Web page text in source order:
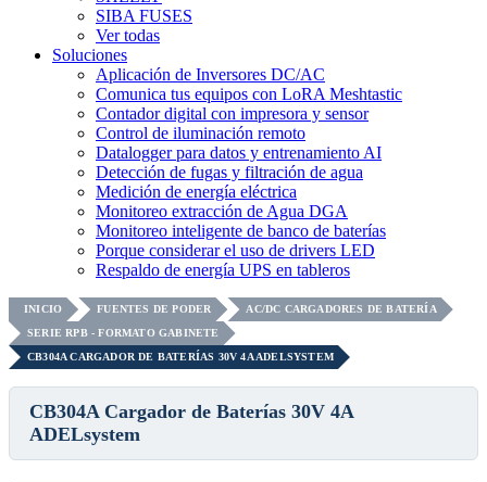
SIBA FUSES
Ver todas
Soluciones
Aplicación de Inversores DC/AC
Comunica tus equipos con LoRA Meshtastic
Contador digital con impresora y sensor
Control de iluminación remoto
Datalogger para datos y entrenamiento AI
Detección de fugas y filtración de agua
Medición de energía eléctrica
Monitoreo extracción de Agua DGA
Monitoreo inteligente de banco de baterías
Porque considerar el uso de drivers LED
Respaldo de energía UPS en tableros
INICIO FUENTES DE PODER
AC/DC CARGADORES DE BATERÍA
SERIE RPB - FORMATO GABINETE
CB304A CARGADOR DE BATERÍAS 30V 4A ADELSYSTEM
CB304A Cargador de Baterías 30V 4A
ADELsystem